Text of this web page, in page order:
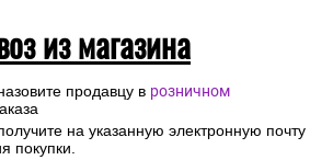
из магазина
продавцу в розничном
на указанную электронную почту
покупки.